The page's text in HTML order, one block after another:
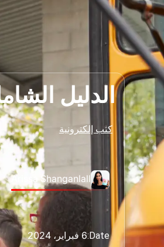
الدليل
كتب إلكترونية
Arissa Shanganlall
Date: 6 فبراير، 2024